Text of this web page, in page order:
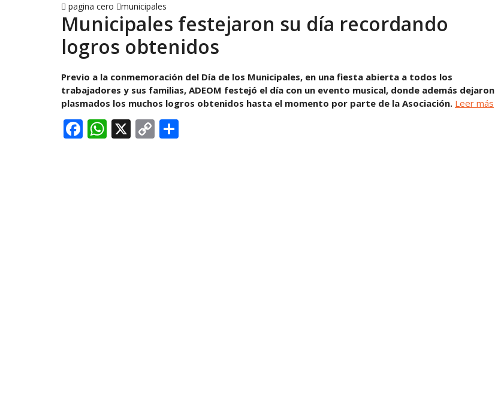
pagina cero municipales
Municipales festejaron su día recordando
logros obtenidos
Previo a la conmemoración del Día de los Municipales, en una fiesta abierta a todos los
trabajadores y sus familias, ADEOM festejó el día con un evento musical, donde además dejaron
plasmados los muchos logros obtenidos hasta el momento por parte de la Asociación. Leer más
Facebook
WhatsApp
X Copy